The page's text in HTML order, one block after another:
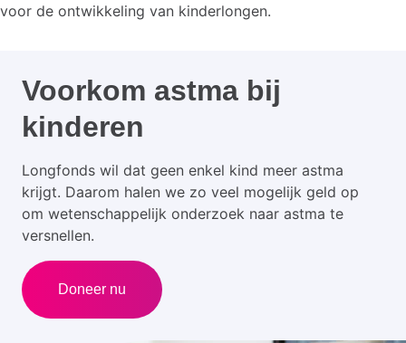
voor de ontwikkeling van kinderlongen.
Voorkom astma bij
kinderen
Longfonds wil dat geen enkel kind meer astma
krijgt. Daarom halen we zo veel mogelijk geld op
om wetenschappelijk onderzoek naar astma te
versnellen.
Doneer nu